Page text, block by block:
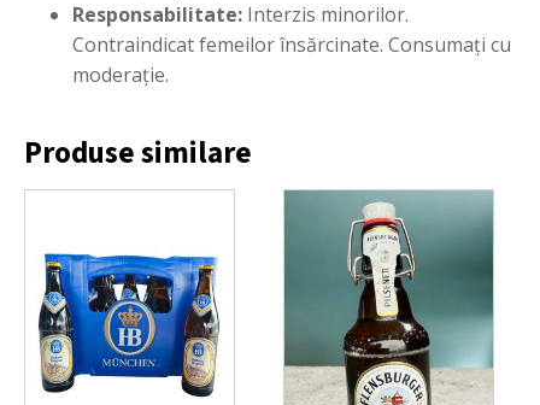
Responsabilitate: Interzis minorilor.
Contraindicat femeilor însărcinate. Consumați cu
moderație.
Produse similare